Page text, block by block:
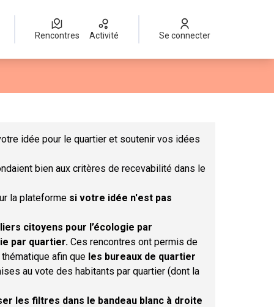
Rencontres Activité Se connecter
idée pour le quartier et soutenir vos idées
bien aux critères de recevabilité dans le
la plateforme si votre idée n'est pas
citoyens pour l’écologie par
par quartier. Ces rencontres ont permis de
afin que les bureaux de quartier
au vote des habitants par quartier (dont la
les filtres dans le bandeau blanc à droite